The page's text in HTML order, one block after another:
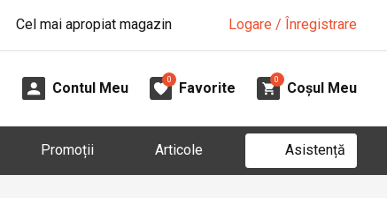
Cel mai apropiat magazin Logare / Înregistrare
Contul Meu
0
Favorite
0
Coșul Meu
Promoții Articole Asistență